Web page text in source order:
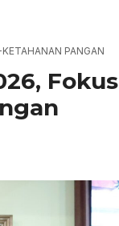
PANGAN
Fokus